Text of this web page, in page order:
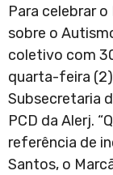
Para celebrar
sobre o
coletivo com
quarta-feira
Subsecretaria
PCD da Alerj.
referência de
Santos, o